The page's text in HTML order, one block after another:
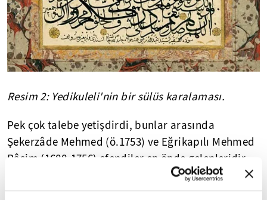
Resim 2: Yedikuleli'nin bir sülüs karalaması.
Pek çok talebe yetişdirdi, bunlar arasında
Şekerzâde Mehmed (ö.1753) ve Eğrikapılı Mehmed
Râsim (1688-1756) efendiler en önde gelenleridir.
Topkapı Sarayı
meşk muallimliğine getirildi; Sultan III. Ahmed'in